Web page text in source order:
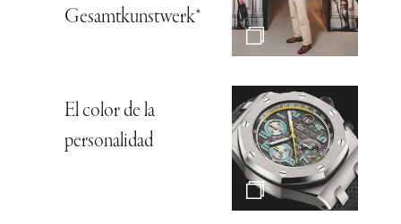
Gesamtkunstwerk*
El color de la
personalidad